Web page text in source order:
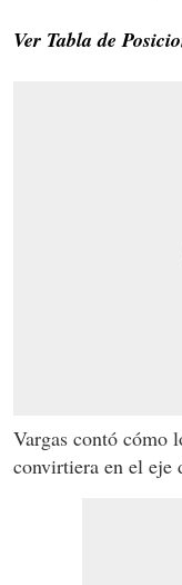
Ver Tabla de
Vargas contó cómo
convirtiera en el eje